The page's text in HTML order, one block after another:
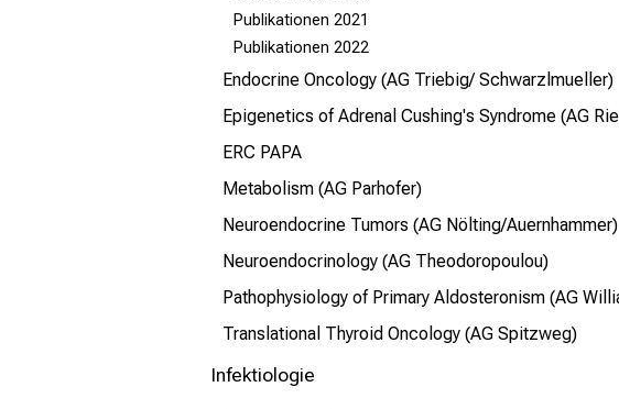
Publikationen 2021
Publikationen 2022
Endocrine Oncology (AG Triebig/ Schwarzlmueller)
Epigenetics of Adrenal Cushing's Syndrome (AG
ERC PAPA
Metabolism (AG Parhofer)
Neuroendocrine Tumors (AG Nölting/Auernhammer)
Neuroendocrinology (AG Theodoropoulou)
Pathophysiology of Primary Aldosteronism (AG
Translational Thyroid Oncology (AG Spitzweg)
Infektiologie